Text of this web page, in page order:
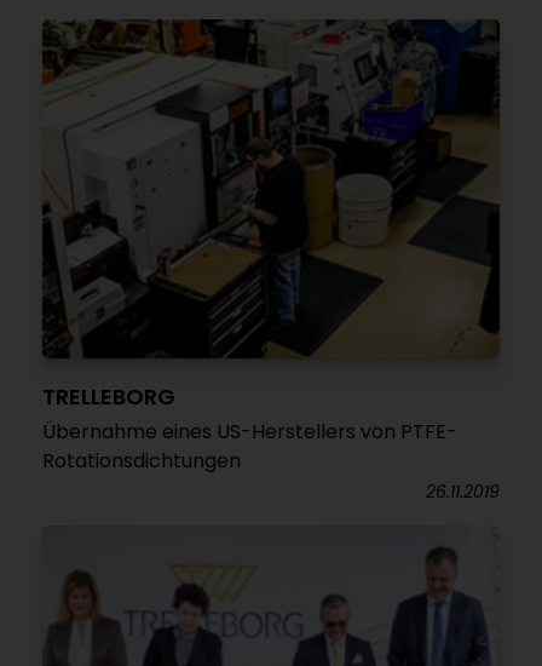
TRELLEBORG
Übernahme eines US-Herstellers von PTFE-
Rotationsdichtungen
26.11.2019